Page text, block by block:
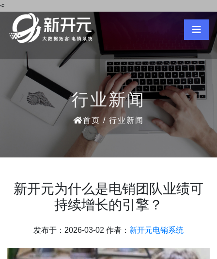
<
行业新闻
首页 / 行业新闻
新开元为什么是电销团队业绩可
持续增长的引擎？
发布于：2026-03-02 作者： 新开元电销系统